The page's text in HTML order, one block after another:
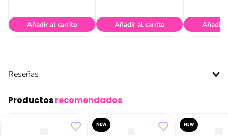
Añadir al carrito Añadir al carrito Añadir
Reseñas
Productosrecomendados
NEW NEW